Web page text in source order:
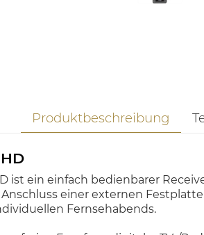
Produktbeschreibung
ist ein einfach bedienbarer
einer externen
Fernsehabends.